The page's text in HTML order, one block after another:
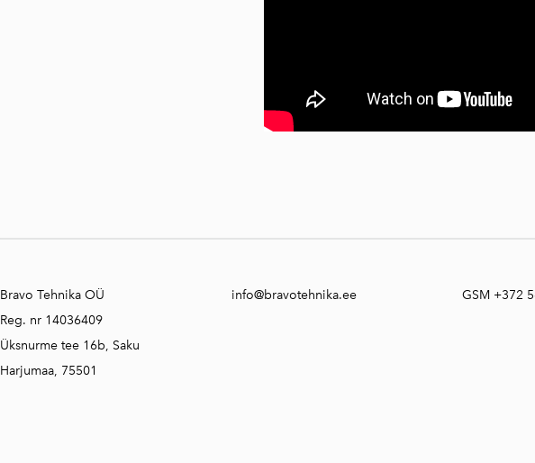
Bravo Tehnika OÜ
Reg. nr 14036409
Üksnurme tee 16b, Saku
Harjumaa, 75501
info@bravotehnika.ee GSM +372